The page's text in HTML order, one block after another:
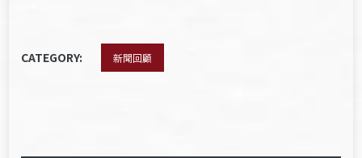
CATEGORY: 新聞回顧